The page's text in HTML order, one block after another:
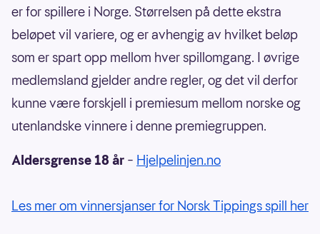
er for spillere i Norge. Størrelsen på dette ekstra
beløpet vil variere, og er avhengig av hvilket beløp
som er spart opp mellom hver spillomgang. I øvrige
medlemsland gjelder andre regler, og det vil derfor
kunne være forskjell i premiesum mellom norske og
utenlandske vinnere i denne premiegruppen.
Aldersgrense 18 år – Hjelpelinjen.no
Les mer om vinnersjanser for Norsk Tippings spill her